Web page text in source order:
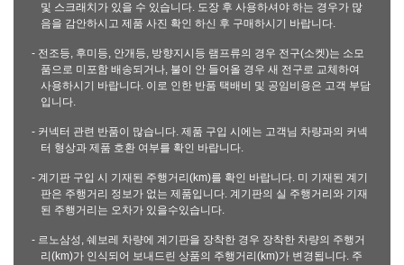
및 스크래치가 있을 수 있습니다. 도장 후 사용하셔야 하는 경우가 많
음을 감안하시고 제품 사진 확인 하신 후 구매하시기 바랍니다.
- 전조등, 후미등, 안개등, 방향지시등 램프류의 경우 전구(소켓)는 소모
품으로 미포함 배송되거나, 불이 안 들어올 경우 새 전구로 교체하여
사용하시기 바랍니다. 이로 인한 반품 택배비 및 공임비용은 고객 부담
입니다.
- 커넥터 관련 반품이 많습니다. 제품 구입 시에는 고객님 차량과의 커넥
터 형상과 제품 호환 여부를 확인 바랍니다.
- 계기판 구입 시 기재된 주행거리(km)를 확인 바랍니다. 미 기재된 계기
판은 주행거리 정보가 없는 제품입니다. 계기판의 실 주행거리와 기재
된 주행거리는 오차가 있을수있습니다.
- 르노삼성, 쉐보레 차량에 계기판을 장착한 경우 장착한 차량의 주행거
리(km)가 인식되어 보내드린 상품의 주행거리(km)가 변경됩니다. 주